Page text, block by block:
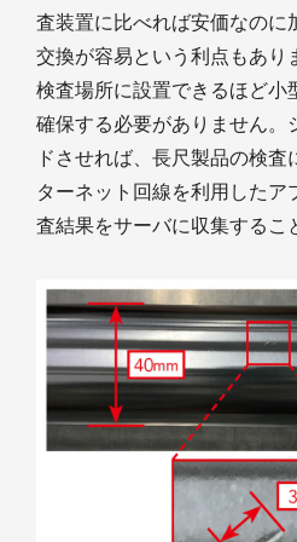
査装置に比べれば安価なのに
交換が容易という利点もあり
検査場所に設置できるほど小
確保する必要がありません。
ドさせれば、長尺製品の検
ターネット回線を利用したア
査結果をサーバに収集するこ